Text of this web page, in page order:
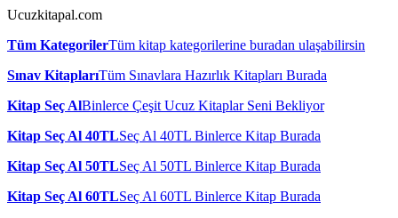
Ucuzkitapal.com
Tüm KategorilerTüm kitap kategorilerine buradan ulaşabilirsin
Sınav KitaplarıTüm Sınavlara Hazırlık Kitapları Burada
Kitap Seç AlBinlerce Çeşit Ucuz Kitaplar Seni Bekliyor
Kitap Seç Al 40TLSeç Al 40TL Binlerce Kitap Burada
Kitap Seç Al 50TLSeç Al 50TL Binlerce Kitap Burada
Kitap Seç Al 60TLSeç Al 60TL Binlerce Kitap Burada